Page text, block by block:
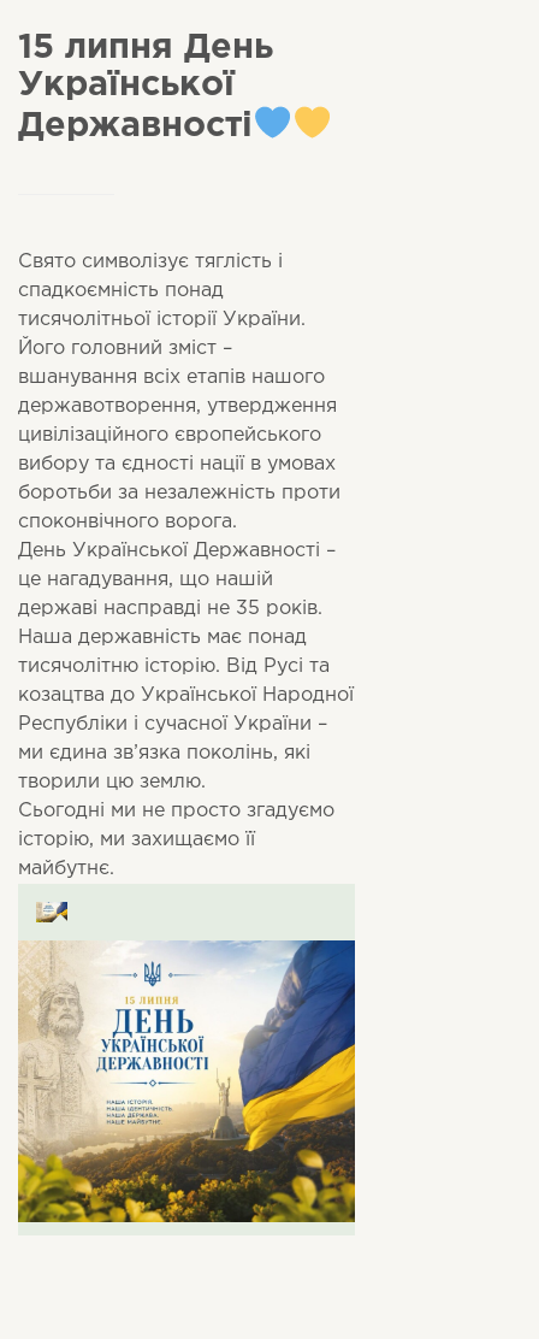
15 липня День
Української
Державності
Свято символізує тяглість і
спадкоємність понад
тисячолітньої історії України.
Його головний зміст –
вшанування всіх етапів нашого
державотворення, утвердження
цивілізаційного європейського
вибору та єдності нації в умовах
боротьби за незалежність проти
споконвічного ворога.
День Української Державності –
це нагадування, що нашій
державі насправді не 35 років.
Наша державність має понад
тисячолітню історію. Від Русі та
козацтва до Української Народної
Республіки і сучасної України –
ми єдина зв’язка поколінь, які
творили цю землю.
Сьогодні ми не просто згадуємо
історію, ми захищаємо її
майбутнє.